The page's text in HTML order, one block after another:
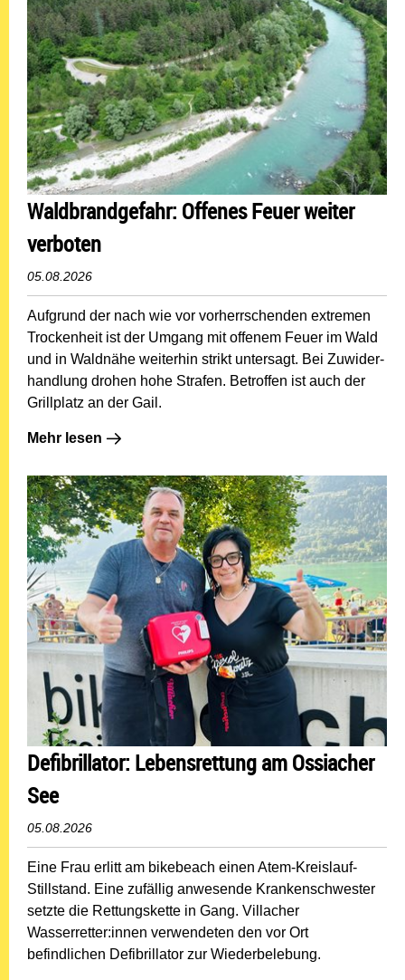
Waldbrandgefahr: Offenes Feuer weiter
verboten
05.08.2026
Aufgrund der nach wie vor vorherrschenden extremen
Trockenheit ist der Umgang mit offenem Feuer im Wald
und in Waldnähe weiterhin strikt untersagt. Bei Zuwider­
handlung drohen hohe Strafen. Betroffen ist auch der
Grillplatz an der Gail.
Mehr lesen: Waldbrandgefahr: Offenes Feuer weiter
Mehr lesen
Defibrillator: Lebensrettung am Ossiacher
See
05.08.2026
Eine Frau erlitt am bikebeach einen Atem-Kreislauf-
Stillstand. Eine zufällig anwesende Krankenschwester
setzte die Rettungskette in Gang. Villacher
Wasserretter:innen verwendeten den vor Ort
befindlichen Defibrillator zur Wiederbelebung.